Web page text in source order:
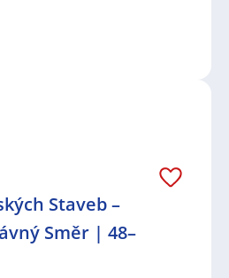
Staveb –
Směr | 48–